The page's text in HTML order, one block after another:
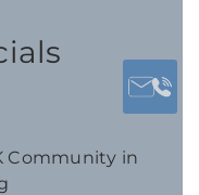
Community in